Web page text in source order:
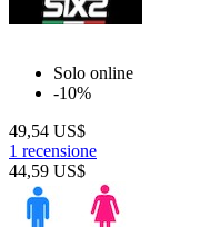
Solo online
-10%
49,54 US$
1 recensione
44,59 US$